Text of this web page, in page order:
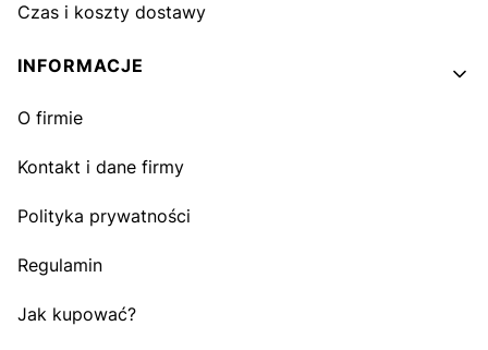
Czas i koszty dostawy
INFORMACJE
O firmie
Kontakt i dane firmy
Polityka prywatności
Regulamin
Jak kupować?